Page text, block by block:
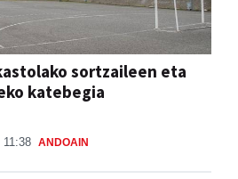
sortzaileen eta
katebegia
11:38 ANDOAIN